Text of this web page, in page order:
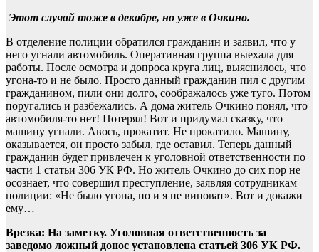
Этот случай тоже в декабре, но уже в Очкино.
В отделение полиции обратился гражданин и заявил, что у
него угнали автомобиль. Оперативная группа выехала для
работы. После осмотра и допроса круга лиц, выяснилось, что
угона-то и не было. Просто данный гражданин пил с другим
гражданином, пили они долго, соображалось уже туго. Потом
поругались и разбежались. А дома житель Очкино понял, что
автомобиля-то нет! Потерял! Вот и придумал сказку, что
машину угнали. Авось, прокатит. Не прокатило. Машину,
оказывается, он просто забыл, где оставил. Теперь данный
гражданин будет привлечен к уголовной ответственности по
части 1 статьи 306 УК РФ. Но житель Очкино до сих пор не
осознает, что совершил преступление, заявляя сотрудникам
полиции: «Не было угона, но и я не виноват». Вот и докажи
ему…
Врезка: На заметку. Уголовная ответственность за
заведомо ложный донос установлена статьей 306 УК РФ.